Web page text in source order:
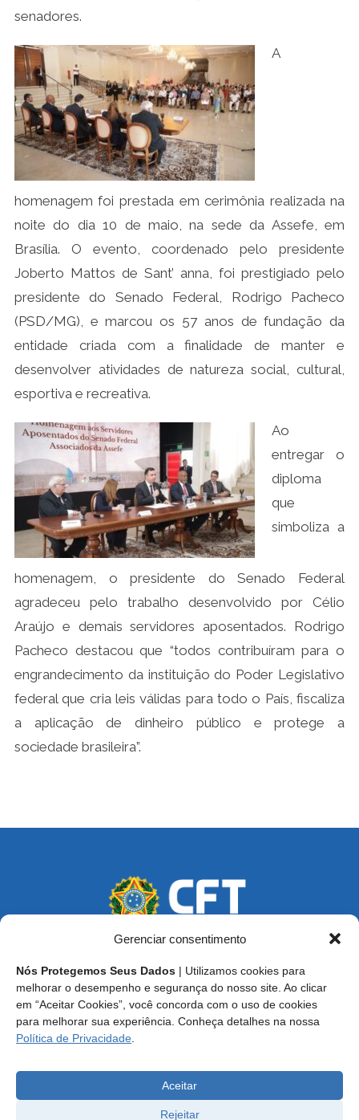
Gerenciar consentimento
Nós Protegemos Seus Dados | Utilizamos cookies para
melhorar o desempenho e segurança do nosso site. Ao clicar
em “Aceitar Cookies”, você concorda com o uso de cookies
para melhorar sua experiência. Conheça detalhes na nossa
Política de Privacidade
Aceitar
Rejeitar
senadores.
A
homenagem foi prestada em cerimônia realizada na
noite do dia 10 de maio, na sede da Assefe, em
Brasília. O evento, coordenado pelo presidente
Joberto Mattos de Sant’ anna, foi prestigiado pelo
presidente do Senado Federal, Rodrigo Pacheco
(PSD/MG), e marcou os 57 anos de fundação da
entidade criada com a finalidade de manter e
desenvolver atividades de natureza social, cultural,
esportiva e recreativa.
Ao
entregar o
diploma
que
simboliza a
homenagem, o presidente do Senado Federal
agradeceu pelo trabalho desenvolvido por Célio
Araújo e demais servidores aposentados. Rodrigo
Pacheco destacou que “todos contribuíram para o
engrandecimento da instituição do Poder Legislativo
federal que cria leis válidas para todo o País, fiscaliza
a aplicação de dinheiro público e protege a
sociedade brasileira”.
Endereço: SCS, Quadra 02, Bloco D, Ed. Oscar Niemeyer,
9º Andar CEP 70.316-900 - Brasília/DF
Central de Atendimento ao Técnico:0800 016-1515